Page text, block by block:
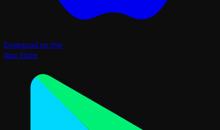
Download on the
App Store